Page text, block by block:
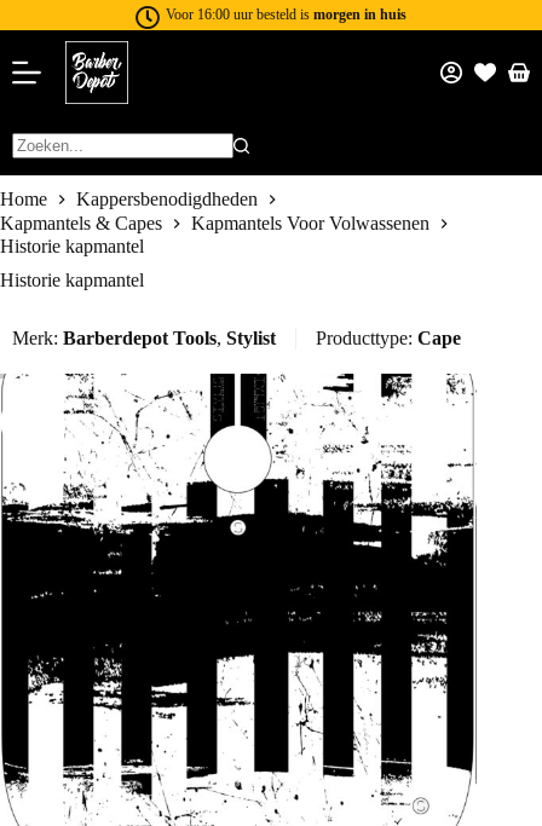
Voor 16:00 uur besteld is morgen in huis
Home
Kappersbenodigdheden
Kapmantels & Capes
Kapmantels Voor Volwassenen
Historie kapmantel
Historie kapmantel
Merk: Barberdepot Tools, Stylist Producttype: Cape